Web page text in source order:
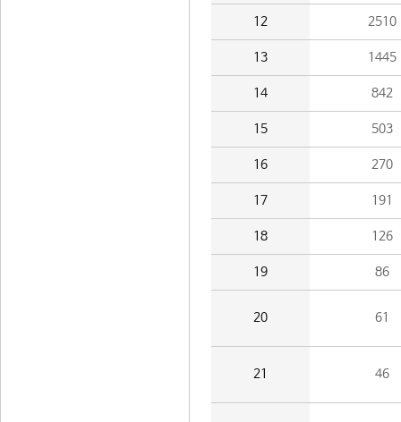
12 2510
13 1445
14 842
15 503
16 270
17 191
18 126
19 86
20 61
21 46